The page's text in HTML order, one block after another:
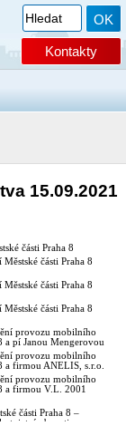
Kontakty
15.09.2021